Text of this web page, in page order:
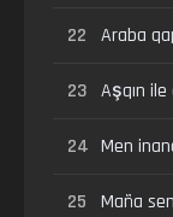
22 Araba
23 Aşqın
24 Men
25 Maña